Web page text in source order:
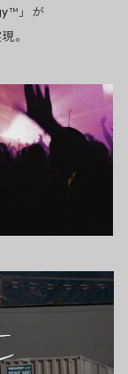
」が
。